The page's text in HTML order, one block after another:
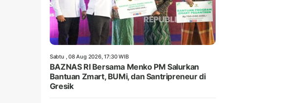
Sabtu , 08 Aug 2026, 17:30 WIB
BAZNAS RI Bersama Menko PM Salurkan
Bantuan Zmart, BUMi, dan Santripreneur di
Gresik